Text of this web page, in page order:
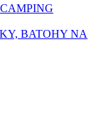
BATOHY NA